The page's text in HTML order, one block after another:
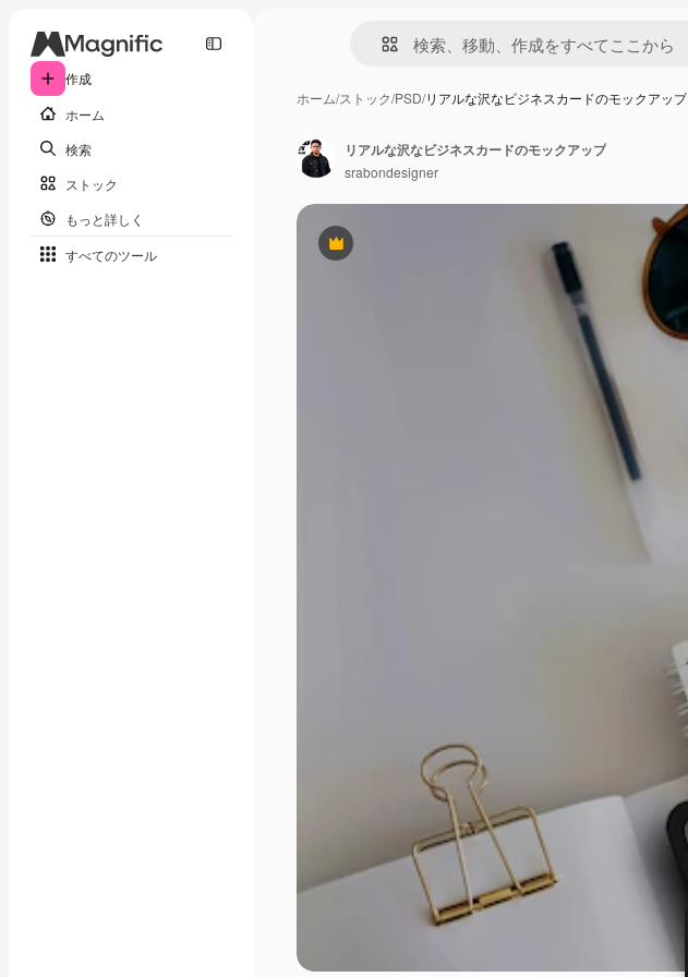
作成
ホーム
検索
ストック
もっと詳しく
すべてのツール
ホーム/ストック/PSD/リアルな沢なビジネスカードのモックアップ
Premium
リアルな沢なビジネスカードのモックアップ
srabondesigner